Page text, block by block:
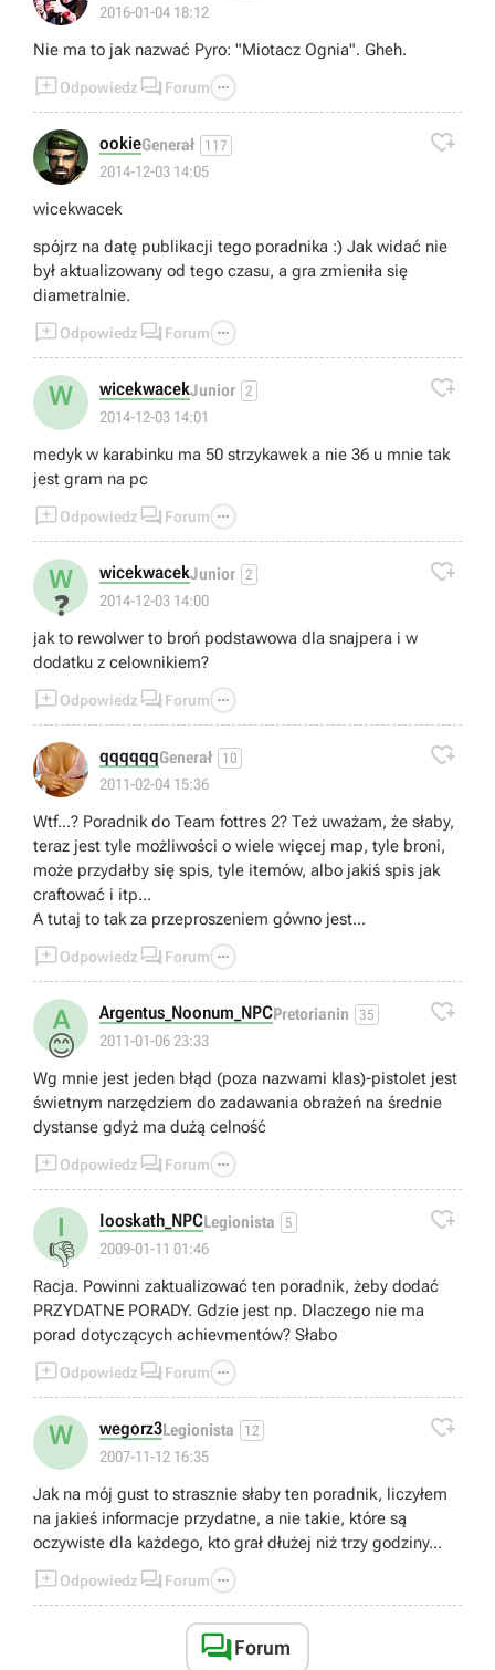
2016-01-04 18:12
Nie ma to jak nazwać Pyro: "Miotacz Ognia". Gheh.
Odpowiedz  Forum 
ookieGenerał 117
2014-12-03 14:05

wicekwacek
spójrz na datę publikacji tego poradnika :) Jak widać nie
był aktualizowany od tego czasu, a gra zmieniła się
diametralnie.
Odpowiedz  Forum 
W wicekwacekJunior 2
2014-12-03 14:01

medyk w karabinku ma 50 strzykawek a nie 36 u mnie tak
jest gram na pc
Odpowiedz  Forum 
W
❓
wicekwacekJunior 2
2014-12-03 14:00

jak to rewolwer to broń podstawowa dla snajpera i w
dodatku z celownikiem?
Odpowiedz  Forum 
qqqqqqGenerał 10
2011-02-04 15:36

Wtf...? Poradnik do Team fottres 2? Też uważam, że słaby,
teraz jest tyle możliwości o wiele więcej map, tyle broni,
może przydałby się spis, tyle itemów, albo jakiś spis jak
craftować i itp...
A tutaj to tak za przeproszeniem gówno jest...
Odpowiedz  Forum 
A
😊
Argentus_Noonum_NPCPretorianin 35
2011-01-06 23:33

Wg mnie jest jeden błąd (poza nazwami klas)-pistolet jest
świetnym narzędziem do zadawania obrażeń na średnie
dystanse gdyż ma dużą celność
Odpowiedz  Forum 
I
👎
Iooskath_NPCLegionista 5
2009-01-11 01:46

Racja. Powinni zaktualizować ten poradnik, żeby dodać
PRZYDATNE PORADY. Gdzie jest np. Dlaczego nie ma
porad dotyczących achievmentów? Słabo
Odpowiedz  Forum 
W wegorz3Legionista 12
2007-11-12 16:35

Jak na mój gust to strasznie słaby ten poradnik, liczyłem
na jakieś informacje przydatne, a nie takie, które są
oczywiste dla każdego, kto grał dłużej niż trzy godziny...
Odpowiedz  Forum 
Forum